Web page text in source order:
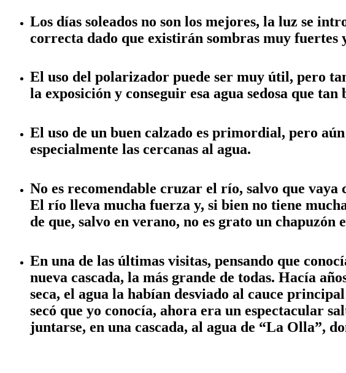
Los días soleados no son los mejores, la luz se
correcta dado que existirán sombras muy fuertes
El uso del polarizador puede ser muy útil, pero
la exposición y conseguir esa agua sedosa que
El uso de un buen calzado es primordial, pero
especialmente las cercanas al agua.
No es recomendable cruzar el río, salvo que vaya
El río lleva mucha fuerza y, si bien no tiene
de que, salvo en verano, no es grato un chapuzón
En una de las últimas visitas, pensando que
nueva cascada, la más grande de todas. Hacía
seca, el agua la habían desviado al cauce
secó que yo conocía, ahora era un espectacular
juntarse, en una cascada, al agua de “La Olla”,